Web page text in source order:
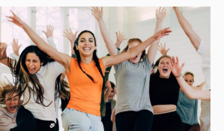
Understöd för ungdomsverksamhet